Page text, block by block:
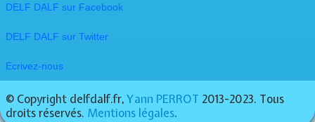
DELF DALF sur Facebook
​DELF DALF sur Twitter
Ecrivez-nous
© Copyright delfdalf.fr,Yann PERROT 2013-2023. Tous
droits réservés. Mentions légales.